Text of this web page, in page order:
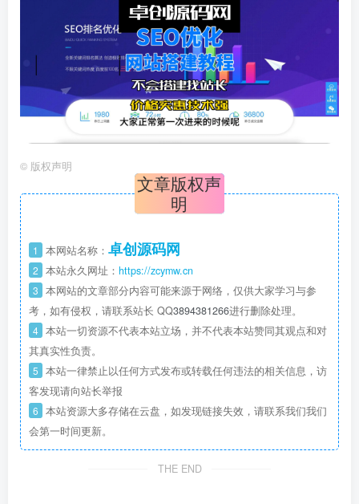
© 版权声明
文章版权声
明
1 本网站名称： 卓创源码网
2 本站永久网址： https://zcymw.cn
3 本网站的文章部分内容可能来源于网络，仅供大家学习与参
考，如有侵权，请联系站长 QQ3894381266进行删除处理。
4 本站一切资源不代表本站立场，并不代表本站赞同其观点和对
其真实性负责。
5 本站一律禁止以任何方式发布或转载任何违法的相关信息，访
客发现请向站长举报
6 本站资源大多存储在云盘，如发现链接失效，请联系我们我们
会第一时间更新。
THE END